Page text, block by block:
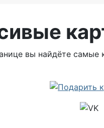
вы найдёте самые